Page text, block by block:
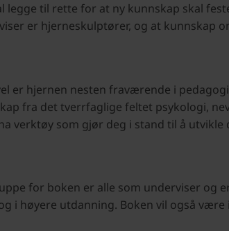
legge til rette for at ny kunnskap skal
er hjerneskulptører, og at kunnskap
er hjernen nesten fraværende i
fra det tverrfaglige feltet psykologi,
verktøy som gjør deg i stand til å
for boken er alle som underviser og
i høyere utdanning. Boken vil også